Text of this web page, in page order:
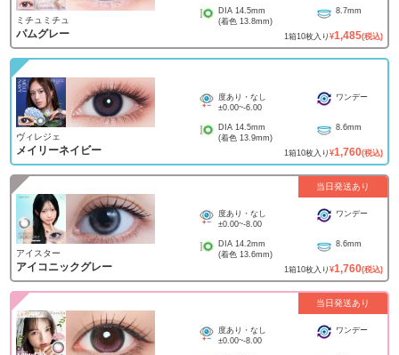
ミチュミチュ
パムグレー
DIA 14.5mm
(着色 13.8mm)
8.7mm
1箱10枚入り ¥1,485(税込)
ヴィレジェ
メイリーネイビー
度あり・なし
±0.00~-6.00
ワンデー
DIA 14.5mm
(着色 13.9mm)
8.6mm
1箱10枚入り ¥1,760(税込)
当日発送あり
アイスター
アイコニックグレー
度あり・なし
±0.00~-8.00
ワンデー
DIA 14.2mm
(着色 13.6mm)
8.6mm
1箱10枚入り ¥1,760(税込)
当日発送あり
度あり・なし
±0.00~-8.00
ワンデー